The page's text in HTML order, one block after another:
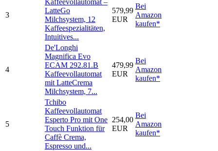
3
Kaffeevollautomat –
LatteGo
Milchsystem, 12
Kaffeespezialitäten,
Intuitives...
579,99
EUR
Bei
Amazon
kaufen*
4
De'Longhi
Magnifica Evo
ECAM 292.81.B
Kaffeevollautomat
mit LatteCrema
Milchsystem, 7...
479,99
EUR
Bei
Amazon
kaufen*
5
Tchibo
Kaffeevollautomat
Esperto Pro mit One
Touch Funktion für
Caffè Crema,
Espresso und...
254,00
EUR
Bei
Amazon
kaufen*